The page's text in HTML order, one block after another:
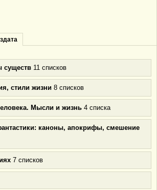
существ 11 списков
стили жизни 8 списков
Мысли и жизнь 4 списка
каноны, апокрифы, смешение
7 списков